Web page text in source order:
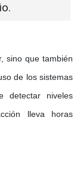
sino que también
de los sistemas
detectar niveles
lleva horas